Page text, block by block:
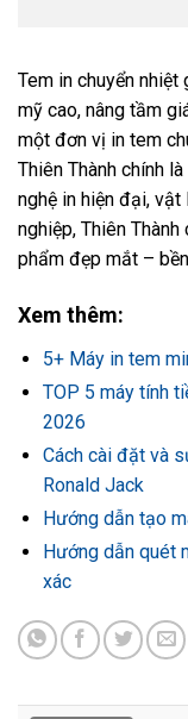
Tem in chuyển
mỹ cao, nâng tầm
một đơn vị in tem
Thiên Thành chính
nghệ in hiện đại,
nghiệp, Thiên
phẩm đẹp mắt –
Xem thêm:
5+ Máy in tem
TOP 5 máy tính
2026
Cách cài đặt và
Ronald Jack
Hướng dẫn tạo
Hướng dẫn quét
xác